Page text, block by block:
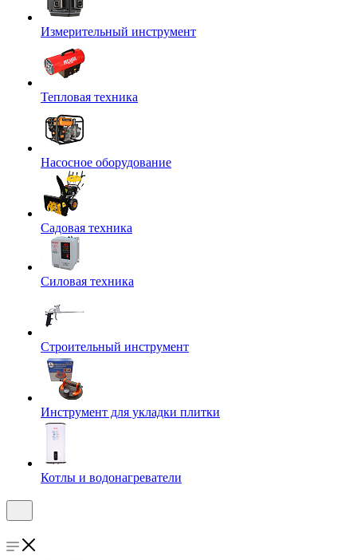
Измерительный инструмент
Тепловая техника
Насосное оборудование
Садовая техника
Силовая техника
Строительный инструмент
Инструмент для укладки плитки
Котлы и водонагреватели